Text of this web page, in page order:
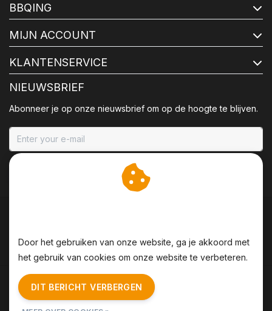
BBQING
MIJN ACCOUNT
KLANTENSERVICE
NIEUWSBRIEF
Abonneer je op onze nieuwsbrief om op de hoogte te blijven.
Algemene voorwaarden | Disclaimer
Sitemap
| RSS Feed
Door het gebruiken van onze website, ga je akkoord met
het gebruik van cookies om onze website te verbeteren.
DIT BERICHT VERBERGEN